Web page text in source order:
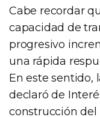
Cabe recordar
capacidad de
progresivo
una rápida
En este sentido,
declaró de
construcción del